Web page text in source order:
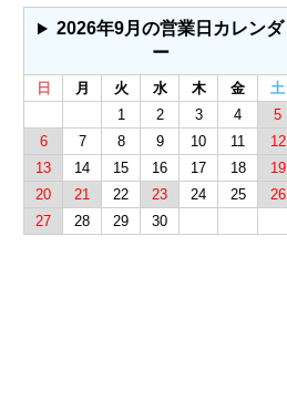
2026年9月の営業日カレンダ
ー
日 月 火 水 木 金
土
1
2 3 4
5
6
7 8 9 10 11
12
13
14 15 16 17 18
19
20
21 22 23 24 25
26
27
28 29 30